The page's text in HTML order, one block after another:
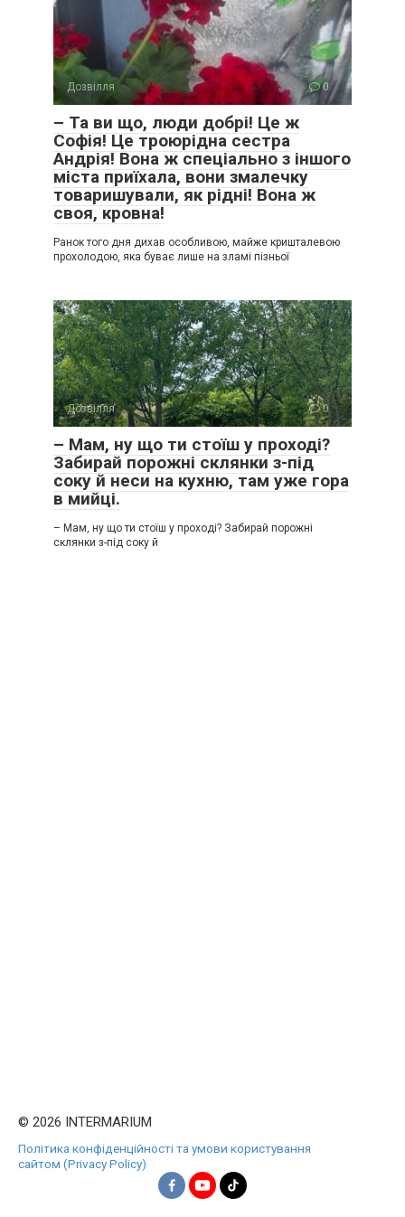
Дозвілля 0
– Та ви що, люди добрі! Це ж
Софія! Це троюрідна сестра
Андрія! Вона ж спеціально з іншого
міста приїхала, вони змалечку
товаришували, як рідні! Вона ж
своя, кровна!
Ранок того дня дихав особливою, майже кришталевою
прохолодою, яка буває лише на зламі пізньої
Дозвілля 0
– Мам, ну що ти стоїш у проході?
Забирай порожні склянки з-під
соку й неси на кухню, там уже гора
в мийці.
– Мам, ну що ти стоїш у проході? Забирай порожні
склянки з-під соку й
© 2026 INTERMARIUM
Політика конфіденційності та умови користування
сайтом (Privacy Policy)